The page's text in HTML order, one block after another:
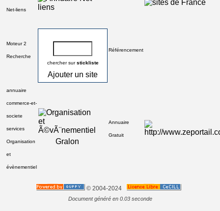
Net-liens
Moteur 2
Recherche
chercher surstickliste
Ajouter un site
Référencement
annuaire
commerce-et-
societe
services
Organisation
et
évènementiel
Gralon
Annuaire
Gratuit
© 2004-2024
Document généré en 0.03 seconde